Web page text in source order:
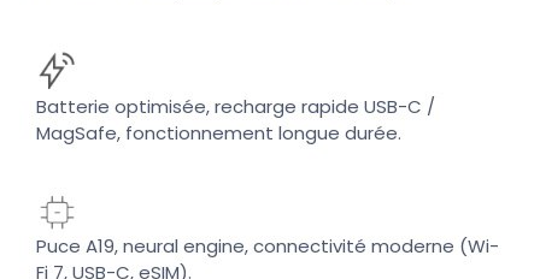
Batterie optimisée, recharge rapide USB-C /
MagSafe, fonctionnement longue durée.
Puce A19, neural engine, connectivité moderne (Wi-
Fi 7, USB-C, eSIM).